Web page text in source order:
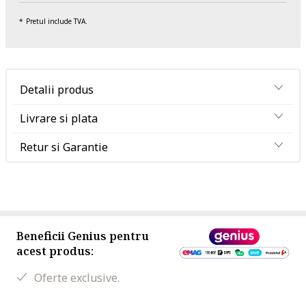
Pretul include TVA.
Detalii produs
Livrare si plata
Retur si Garantie
Beneficii Genius pentru
acest produs:
Oferte exclusive.